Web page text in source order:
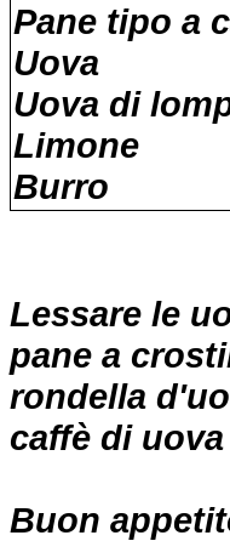
Pane tipo a
Uova
Uova di
Limone
Burro
Lessare le
pane a
rondella
caffè di
Buon